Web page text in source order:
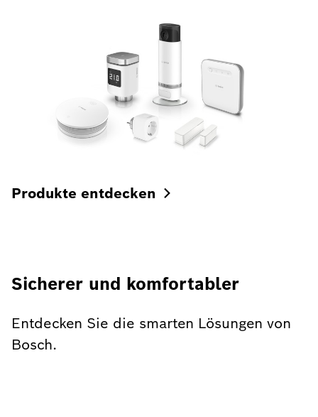
Produkte entdecken
Sicherer und komfortabler
Entdecken Sie die smarten Lösungen von
Bosch.